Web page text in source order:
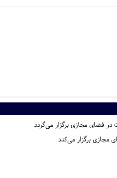
فضای مجازی برگزار می‌گردد
مجازی برگزار می‌کند